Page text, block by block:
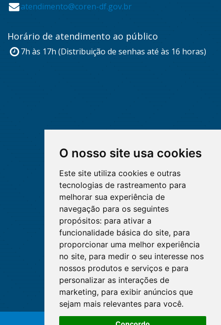
O nosso site usa cookies
Este site utiliza cookies e outras
tecnologias de rastreamento para
melhorar sua experiência de
navegação para os seguintes
propósitos: para ativar a
funcionalidade básica do site, para
proporcionar uma melhor experiência
no site, para medir o seu interesse nos
nossos produtos e serviços e para
personalizar as interações de
marketing, para exibir anúncios que
sejam mais relevantes para você.
atendimento@coren-df.gov.br
Horário de atendimento ao público
7h às 17h (Distribuição de senhas até às 16 horas)
O WhatsApp é o principal canal